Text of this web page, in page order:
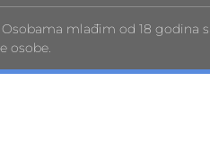
mlađim od 18 godina
osobe.